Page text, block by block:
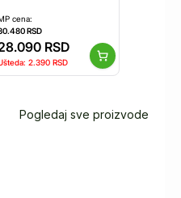
cena:
RSD
RSD
2.390 RSD
Pogledaj sve proizvode